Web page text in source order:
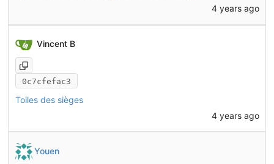
4 years ago
Vincent B
0c7cfefac3
Toiles des sièges
4 years ago
Youen